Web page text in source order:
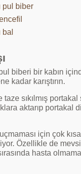
pul biber
bal
biberi bir kabın
kadar karıştırın.
taze sıkılmış
aktarıp portakal
için çok
Özellikle de
hasta